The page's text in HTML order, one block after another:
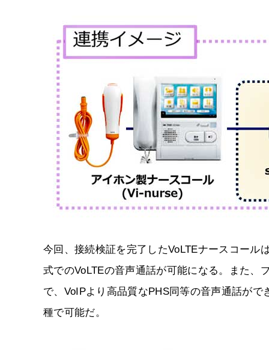
今回、接続検証を完了したVoLTEナースコー
式でのVoLTEの音声通話が可能になる。また、
で、VoIPより高品質なPHS同等の音声通話が
種で可能だ。